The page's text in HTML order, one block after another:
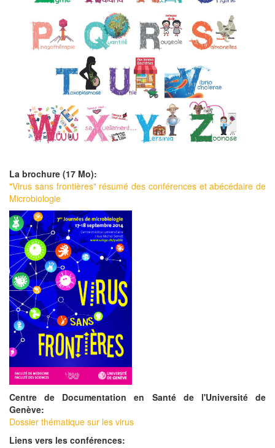
La brochure (17 Mo):
"Virus sans frontières" résumé des conférences et abécédaire de
Microbiologie
Centre de Documentation en Santé de l'Université de
Genève:
Dossier thématique sur les virus
Liens vers les conférences: